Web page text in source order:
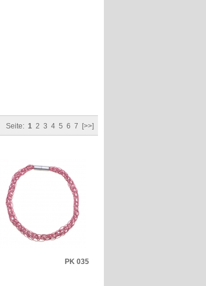
Seite: 1 2 3 4 5 6 7 [>>]
PK 035